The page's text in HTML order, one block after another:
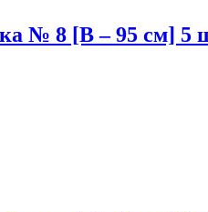
№ 8 [В – 95 см] 5